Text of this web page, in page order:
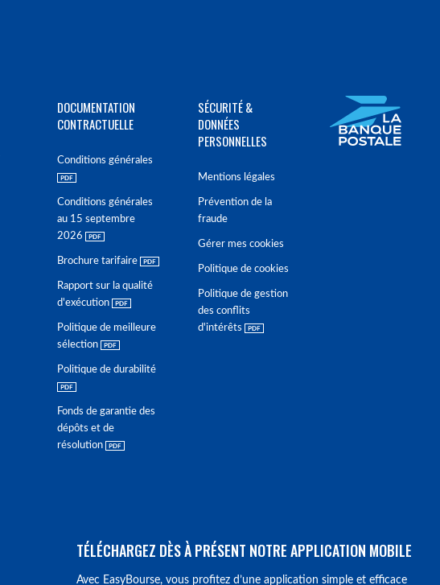
DOCUMENTATION
CONTRACTUELLE
Conditions générales
Conditions générales
au 15 septembre
2026
Brochure tarifaire
Rapport sur la qualité
d'exécution
Politique de meilleure
sélection
Politique de durabilité
Fonds de garantie des
dépôts et de
résolution
SÉCURITÉ &
DONNÉES
PERSONNELLES
Mentions légales
Prévention de la
fraude
Gérer mes cookies
Politique de cookies
Politique de gestion
des conflits
d'intérêts
TÉLÉCHARGEZ DÈS À PRÉSENT NOTRE APPLICATION MOBILE
Avec EasyBourse, vous profitez d’une application simple et efficace